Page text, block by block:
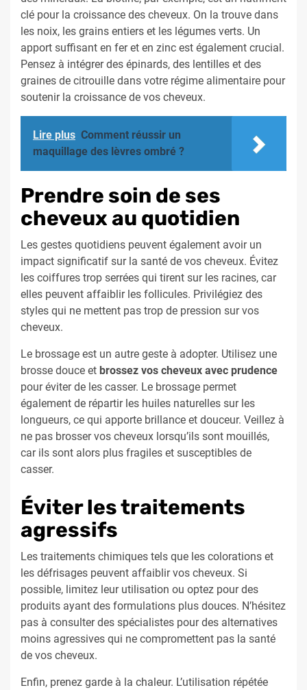
clé pour la croissance des cheveux. On la trouve dans
les noix, les grains entiers et les légumes verts. Un
apport suffisant en fer et en zinc est également crucial.
Pensez à intégrer des épinards, des lentilles et des
graines de citrouille dans votre régime alimentaire pour
soutenir la croissance de vos cheveux.
Lire plus Comment réussir un
maquillage des lèvres ombré ?
Prendre soin de ses
cheveux au quotidien
Les gestes quotidiens peuvent également avoir un
impact significatif sur la santé de vos cheveux. Évitez
les coiffures trop serrées qui tirent sur les racines, car
elles peuvent affaiblir les follicules. Privilégiez des
styles qui ne mettent pas trop de pression sur vos
cheveux.
Le brossage est un autre geste à adopter. Utilisez une
brosse douce et brossez vos cheveux avec prudence
pour éviter de les casser. Le brossage permet
également de répartir les huiles naturelles sur les
longueurs, ce qui apporte brillance et douceur. Veillez à
ne pas brosser vos cheveux lorsqu’ils sont mouillés,
car ils sont alors plus fragiles et susceptibles de
casser.
Éviter les traitements
agressifs
Les traitements chimiques tels que les colorations et
les défrisages peuvent affaiblir vos cheveux. Si
possible, limitez leur utilisation ou optez pour des
produits ayant des formulations plus douces. N’hésitez
pas à consulter des spécialistes pour des alternatives
moins agressives qui ne compromettent pas la santé
de vos cheveux.
Enfin, prenez garde à la chaleur. L’utilisation répétée